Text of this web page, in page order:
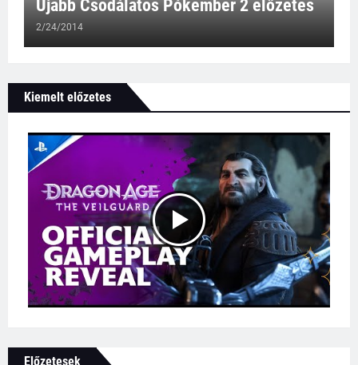
Újabb Csodálatos Pókember 2 előzetes
2/24/2014
Kiemelt előzetes
Előzetesek